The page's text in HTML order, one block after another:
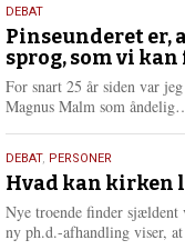
5.
august
2026
DEBAT
Pinseunderet er,
sprog, som vi
For snart 25 år siden var
Magnus Malm som
25.
juli
2026
DEBAT, PERSONER
Hvad kan kirken
Nye troende finder sjældent
ny ph.d.-afhandling viser,